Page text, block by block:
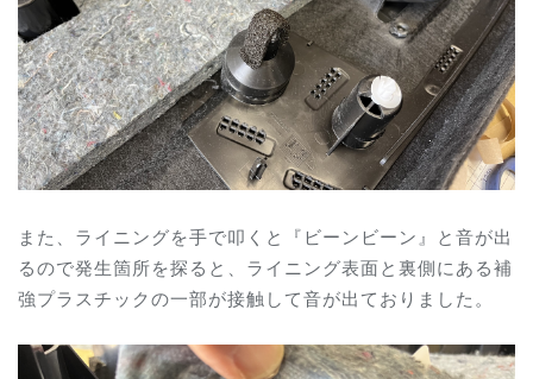
また、ライニングを手で叩くと『ビーンビーン』と音が出
るので発生箇所を探ると、ライニング表面と裏側にある補
強プラスチックの一部が接触して音が出ておりました。